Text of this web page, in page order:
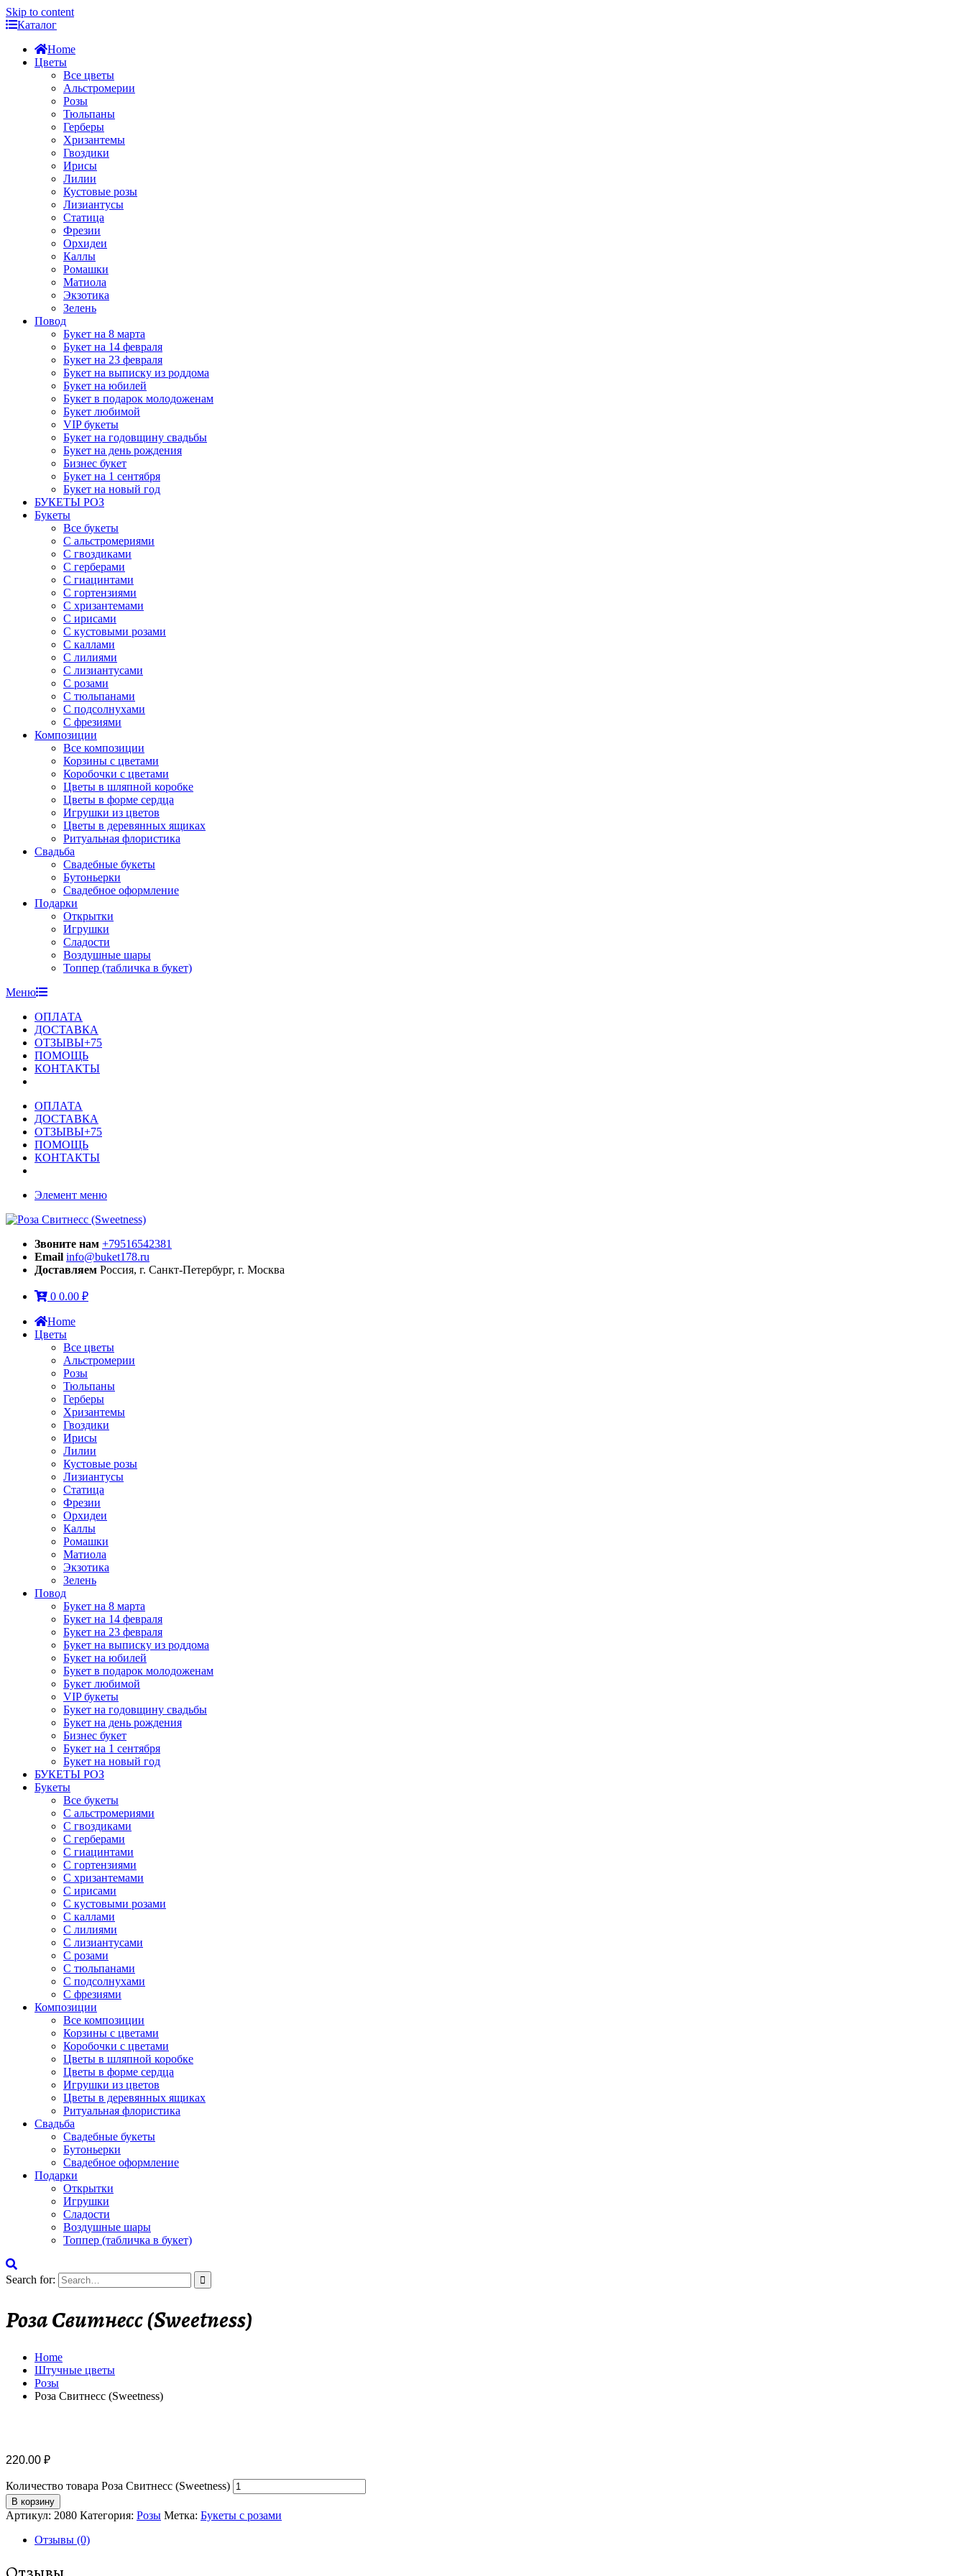
Skip to content
Каталог
Home
Цветы
Все цветы
Альстромерии
Розы
Тюльпаны
Герберы
Хризантемы
Гвоздики
Ирисы
Лилии
Кустовые розы
Лизиантусы
Статица
Фрезии
Орхидеи
Каллы
Ромашки
Матиола
Экзотика
Зелень
Повод
Букет на 8 марта
Букет на 14 февраля
Букет на 23 февраля
Букет на выписку из роддома
Букет на юбилей
Букет в подарок молодоженам
Букет любимой
VIP букеты
Букет на годовщину свадьбы
Букет на день рождения
Бизнес букет
Букет на 1 сентября
Букет на новый год
БУКЕТЫ РОЗ
Букеты
Все букеты
С альстромериями
С гвоздиками
С герберами
С гиацинтами
С гортензиями
С хризантемами
С ирисами
С кустовыми розами
С каллами
С лилиями
С лизиантусами
С розами
С тюльпанами
С подсолнухами
С фрезиями
Композиции
Все композиции
Корзины с цветами
Коробочки с цветами
Цветы в шляпной коробке
Цветы в форме сердца
Игрушки из цветов
Цветы в деревянных ящиках
Ритуальная флористика
Свадьба
Свадебные букеты
Бутоньерки
Свадебное оформление
Подарки
Открытки
Игрушки
Сладости
Воздушные шары
Топпер (табличка в букет)
Меню
ОПЛАТА
ДОСТАВКА
ОТЗЫВЫ+75
ПОМОЩЬ
КОНТАКТЫ
ОПЛАТА
ДОСТАВКА
ОТЗЫВЫ+75
ПОМОЩЬ
КОНТАКТЫ
Элемент меню
Звоните нам +79516542381
Email info@buket178.ru
Доставляем Россия, г. Санкт-Петербург, г. Москва
0 0.00 ₽
Home
Цветы
Все цветы
Альстромерии
Розы
Тюльпаны
Герберы
Хризантемы
Гвоздики
Ирисы
Лилии
Кустовые розы
Лизиантусы
Статица
Фрезии
Орхидеи
Каллы
Ромашки
Матиола
Экзотика
Зелень
Повод
Букет на 8 марта
Букет на 14 февраля
Букет на 23 февраля
Букет на выписку из роддома
Букет на юбилей
Букет в подарок молодоженам
Букет любимой
VIP букеты
Букет на годовщину свадьбы
Букет на день рождения
Бизнес букет
Букет на 1 сентября
Букет на новый год
БУКЕТЫ РОЗ
Букеты
Все букеты
С альстромериями
С гвоздиками
С герберами
С гиацинтами
С гортензиями
С хризантемами
С ирисами
С кустовыми розами
С каллами
С лилиями
С лизиантусами
С розами
С тюльпанами
С подсолнухами
С фрезиями
Композиции
Все композиции
Корзины с цветами
Коробочки с цветами
Цветы в шляпной коробке
Цветы в форме сердца
Игрушки из цветов
Цветы в деревянных ящиках
Ритуальная флористика
Свадьба
Свадебные букеты
Бутоньерки
Свадебное оформление
Подарки
Открытки
Игрушки
Сладости
Воздушные шары
Топпер (табличка в букет)
Search for:
Роза Свитнесс (Sweetness)
Home
Штучные цветы
Розы
Роза Свитнесс (Sweetness)
220.00 ₽
Количество товара Роза Свитнесс (Sweetness)
В корзину
Артикул: 2080 Категория: Розы Метка: Букеты с розами
Отзывы (0)